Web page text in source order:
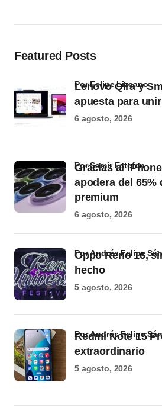
Featured Posts
Lenovo Qira y
apuesta para
por Felipe Lizcano
6 agosto, 2026
Gracias al
apodera del 65%
premium
por Samir Estefan
6 agosto, 2026
Oppo Reno 16,
hecho
por Andrés Felipe
5 agosto, 2026
Redmi Note 15
extraordinario
por Andrés Felipe
5 agosto, 2026